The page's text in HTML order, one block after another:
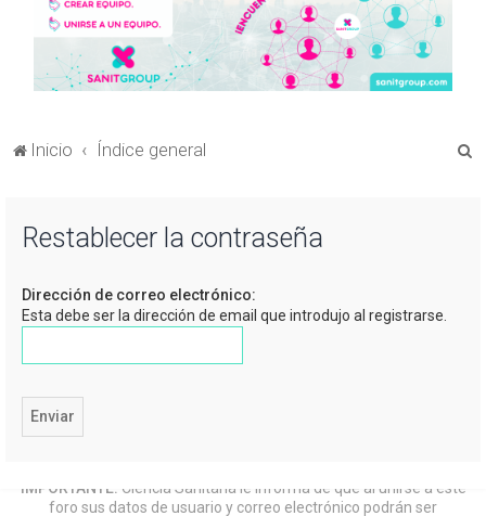
Inicio Índice general
Restablecer la contraseña
Dirección de correo electrónico:
Esta debe ser la dirección de email que introdujo al registrarse.
IMPORTANTE: Ciencia Sanitaria le informa de que al unirse a este
foro sus datos de usuario y correo electrónico podrán ser